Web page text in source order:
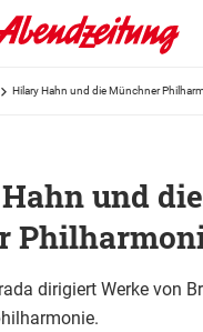
Hilary Hahn und die Münchner
und die
dirigiert Werke von